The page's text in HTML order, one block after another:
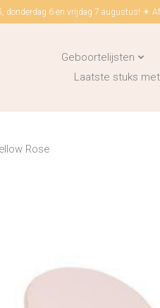
donderdag 6 en vrijdag 7 augustus! ☀
Geboortelijsten
Laatste stuks met
Rose